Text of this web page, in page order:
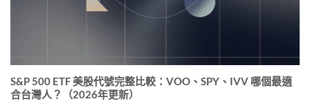
S&P 500 ETF 美股代號完整比較：VOO、SPY、IVV 哪個最適
合台灣人？（2026年更新）